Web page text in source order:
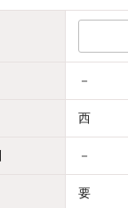
－
西
－
要